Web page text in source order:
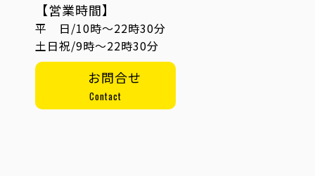
【営業時間】
平 日/10時〜22時30分
土日祝/9時〜22時30分
お問合せ
Contact